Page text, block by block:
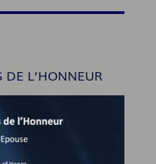
DE L’HONNEUR